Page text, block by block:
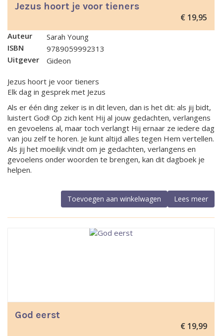
Jezus hoort je voor tieners
€ 19,95
Auteur
Sarah Young
ISBN
9789059992313
Uitgever
Gideon
Jezus hoort je voor tieners
Elk dag in gesprek met Jezus
Als er één ding zeker is in dit leven, dan is het dit: als jij bidt,
luistert God! Op zich kent Hij al jouw gedachten, verlangens
en gevoelens al, maar toch verlangt Hij ernaar ze iedere dag
van jou zelf te horen. Je kunt altijd alles tegen Hem vertellen.
Als jij het moeilijk vindt om je gedachten, verlangens en
gevoelens onder woorden te brengen, kan dit dagboek je
helpen.
Lees meer
Toevoegen aan winkelwagen
God eerst
€ 19,99